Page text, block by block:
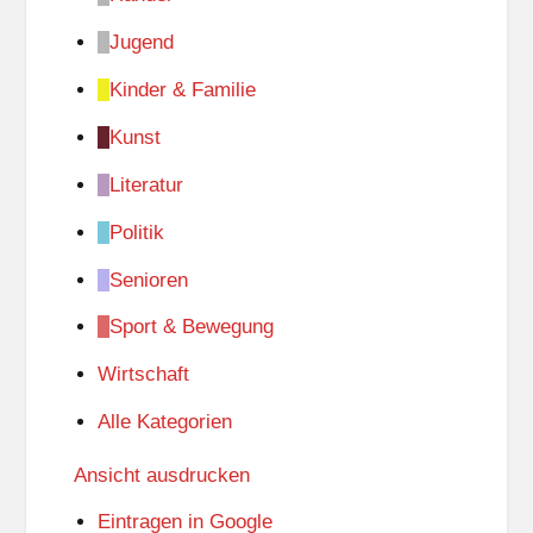
Jugend
Kinder & Familie
Kunst
Literatur
Politik
Senioren
Sport & Bewegung
Wirtschaft
Alle Kategorien
Ansicht ausdrucken
Eintragen in Google